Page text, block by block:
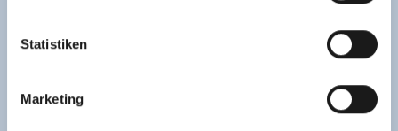
www.zillertalarena.com
Statistiken
Marketing